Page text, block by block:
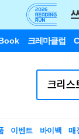
크레마클럽
이벤트 바이백 매